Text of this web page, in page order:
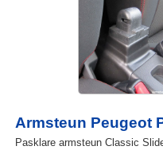
Armsteun Peugeot
Pasklare armsteun Classic